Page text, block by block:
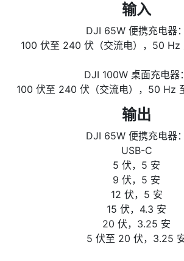
输入
DJI 65W 便携充电器：
100 伏至 240 伏（交流电），50
DJI 100W 桌面充电器：
100 伏至 240 伏（交流电），50 Hz
输出
DJI 65W 便携充电器：
USB-C
5 伏，5 安
9 伏，5 安
12 伏，5 安
15 伏，4.3 安
20 伏，3.25 安
5 伏至 20 伏，3.25